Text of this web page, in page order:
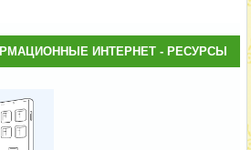
ИНТЕРНЕТ - РЕСУРСЫ